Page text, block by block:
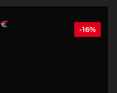
€ -16%